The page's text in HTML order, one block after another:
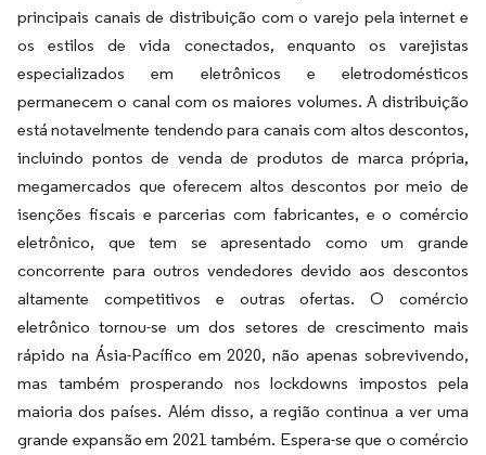
principais canais de distribuição com o varejo pela internet e
os estilos de vida conectados, enquanto os varejistas
especializados em eletrônicos e eletrodomésticos
permanecem o canal com os maiores volumes. A distribuição
está notavelmente tendendo para canais com altos descontos,
incluindo pontos de venda de produtos de marca própria,
megamercados que oferecem altos descontos por meio de
isenções fiscais e parcerias com fabricantes, e o comércio
eletrônico, que tem se apresentado como um grande
concorrente para outros vendedores devido aos descontos
altamente competitivos e outras ofertas. O comércio
eletrônico tornou-se um dos setores de crescimento mais
rápido na Ásia-Pacífico em 2020, não apenas sobrevivendo,
mas também prosperando nos lockdowns impostos pela
maioria dos países. Além disso, a região continua a ver uma
grande expansão em 2021 também. Espera-se que o comércio